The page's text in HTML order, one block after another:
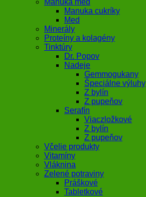
Manuka med
Manuka cukríky
Med
Minerály
Proteíny a kolagény
Tinktúry
Dr. Popov
Nadeje
Gemmogukany
Špeciálne výluhy
Z bylín
Z pupeňov
Serafín
Viaczložkové
Z bylín
Z pupeňov
Včelie produkty
Vitamíny
Vláknina
Zelené potraviny
Práškové
Tabletkové